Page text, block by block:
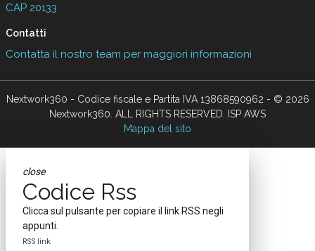
CAP 20133
Contatti
Contatta il nostro team per maggiori informazioni
Nextwork360 - Codice fiscale e Partita IVA 13868590962 - © 2026
Nextwork360. ALL RIGHTS RESERVED. ISP AWS
Mappa del sito
close
Codice Rss
Clicca sul pulsante per copiare il link RSS negli
appunti.
RSS link